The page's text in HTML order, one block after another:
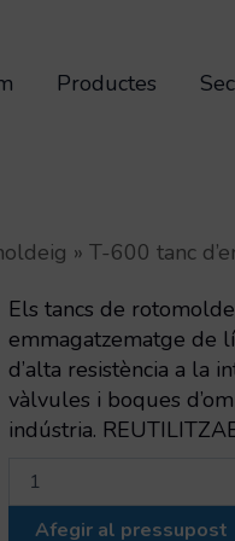
Productes
»T-600 tanc
Els tancs de
emmagatzematge de
d’alta resistència a la
vàlvules i boques
indústria.
Afegir al pressupost